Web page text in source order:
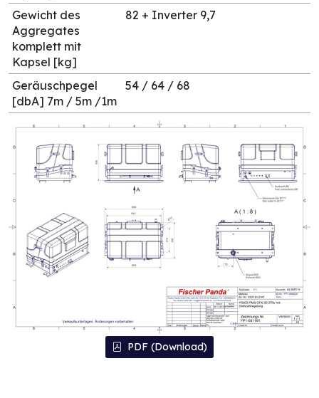
Gewicht des
Aggregates
komplett mit
Kapsel [kg]
82 + Inverter 9,7
Geräuschpegel
[dbA] 7m / 5m /1m
54 / 64 / 68
PDF (Download)